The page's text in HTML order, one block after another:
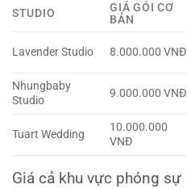
STUDIO
GIÁ GÓI CƠ
BẢN
Lavender Studio 8.000.000 VNĐ
Nhungbaby
Studio
9.000.000 VNĐ
Tuart Wedding
10.000.000
VNĐ
Giá cả khu vực phóng sự